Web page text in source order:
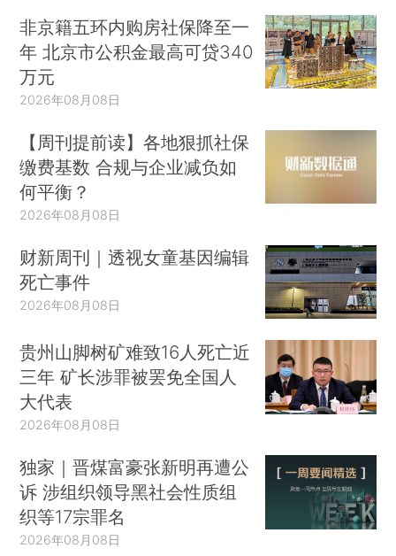
非京籍五环内购房社保降至一
年 北京市公积金最高可贷340
万元
2026年08月08日
【周刊提前读】各地狠抓社保
缴费基数 合规与企业减负如
何平衡？
2026年08月08日
财新周刊｜透视女童基因编辑
死亡事件
2026年08月08日
贵州山脚树矿难致16人死亡近
三年 矿长涉罪被罢免全国人
大代表
2026年08月08日
独家｜晋煤富豪张新明再遭公
诉 涉组织领导黑社会性质组
织等17宗罪名
2026年08月08日